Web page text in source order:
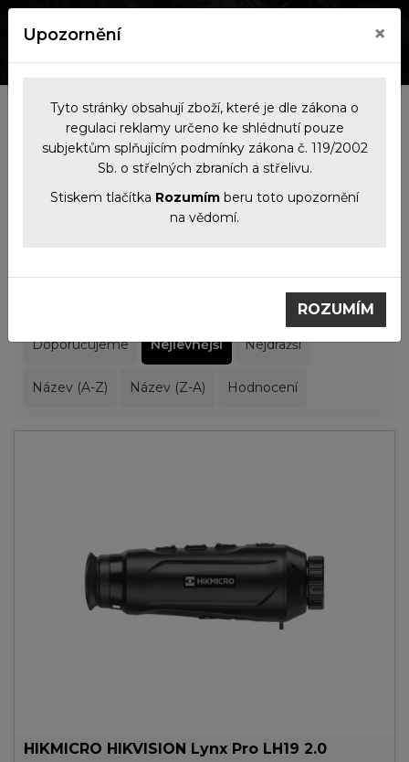
Kategorie
Filtrace produktů
Doporučujeme Nejlevnější Nejdražší
Název (A-Z) Název (Z-A) Hodnocení
HIKMICRO HIKVISION Lynx Pro LH19 2.0
Upozornění ×
Tyto stránky obsahují zboží, které je dle zákona o
regulaci reklamy určeno ke shlédnutí pouze
subjektům splňujícím podmínky zákona č. 119/2002
Sb. o střelných zbraních a střelivu.
Stiskem tlačítka Rozumím beru toto upozornění
na vědomí.
ROZUMÍM